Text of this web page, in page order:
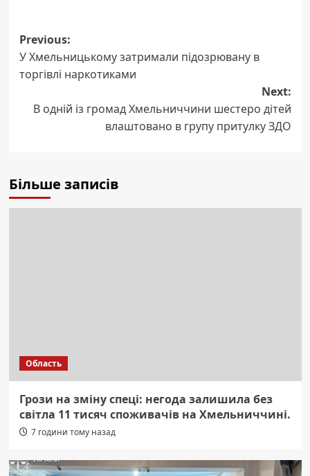
Post
navigation
Previous:
У Хмельницькому затримали підозрювану в
торгівлі наркотиками
Next:
В одній із громад Хмельниччини шестеро дітей
влаштовано в групу притулку ЗДО
Більше записів
Область
Грози на зміну спеці: негода залишила без
світла 11 тисяч споживачів на Хмельниччині.
7 години тому назад